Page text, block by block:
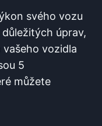
svého vozu
úprav,
vozidla
5
můžete